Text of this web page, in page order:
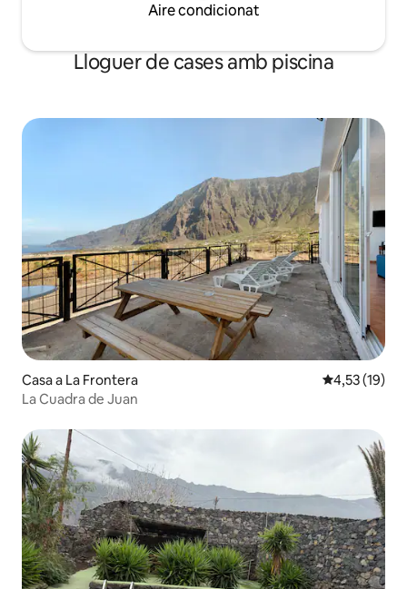
Aire condicionat
Lloguer de cases amb piscina
Casa a La Frontera 4,53 de
4,53 (19)
La Cuadra de Juan